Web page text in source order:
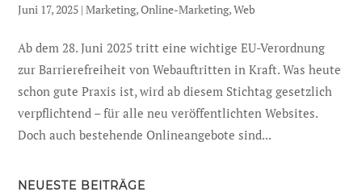
Juni 17, 2025 |Marketing,Online-Marketing,Web
Ab dem 28. Juni 2025 tritt eine wichtige EU-Verordnung
zur Barrierefreiheit von Webauftritten in Kraft. Was heute
schon gute Praxis ist, wird ab diesem Stichtag gesetzlich
verpflichtend – für alle neu veröffentlichten Websites.
Doch auch bestehende Onlineangebote sind...
NEUESTE BEITRÄGE